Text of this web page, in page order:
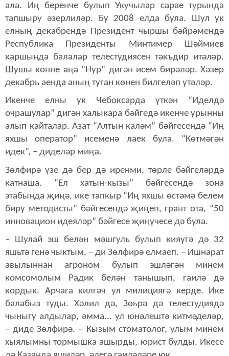
ала. Иң беренче булып Укучылар сарае турында
тапшыру әзерлиләр. Бу 2008 елда була. Шул ук
елның декабрендә Президент чыршы бәйрәмендә
Республика Президенты Минтимер Шәймиев
каршында балалар телестудиясен тәкъдир итәләр.
Шушы көнне аңа “Нур” дигән исем бирәләр. Хәзер
декабрь аенда аның туган көнен билгеләп үтәләр.
Икенче елны ук Чебоксарда үткән “Иделдә
очрашулар” дигән халыкара бәйгедә икенче урынны
алып кайталар. Азат “Алтын каләм” бәйгесендә “Иң
яхшы оператор” исеменә лаек була. “Көтмәгән
идек”, – диделәр миңа.
Зөлфирә үзе дә бер дә иренми, төрле бәйгеләрдә
катнаша. “Ел хатын-кызы” бәйгесендә зона
этабында җиңә, ике тапкыр “Иң яхшы өстәмә белем
бирү методисты” бәйгесендә җиңеп, грант ота, “50
инновацион идеяләр” бәйгесе җиңүчесе дә була.
– Шулай эш белән мәшгуль булып кияүгә дә 32
яшьтә генә чыктым, – ди Зөлфирә елмаеп. – Ишнарат
авылыннан агроном булып эшләгән минем
комсомолым Радик белән танышып, гаилә дә
кордык. Арчага килгәч ул милициягә керде. Ике
балабыз туды. Хәлил дә, Зөһрә дә телестудиядә
чыныгу алдылар, әмма... ул юнәлештә китмәделәр,
– диде Зөлфирә. – Кызым стоматолог, улым минем
хыялымны тормышка ашырды, юрист булды. Икесе